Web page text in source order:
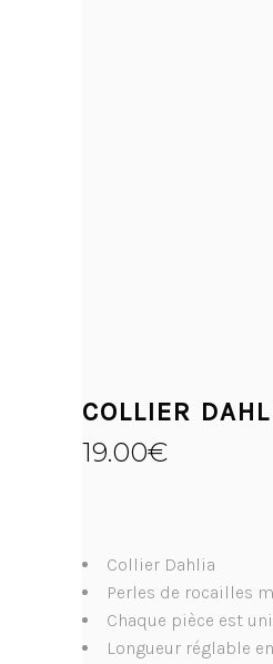
COLLIER
19.00€
Collier Dahlia
Perles de rocailles
Chaque pièce est
Longueur réglable